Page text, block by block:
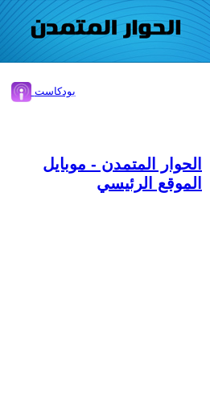
بودكاست
الحوار المتمدن - موبايل
الموقع الرئيسي